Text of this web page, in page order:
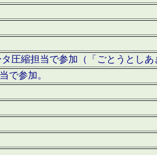
圧縮担当で参加（「ごとうとしあ
で参加。